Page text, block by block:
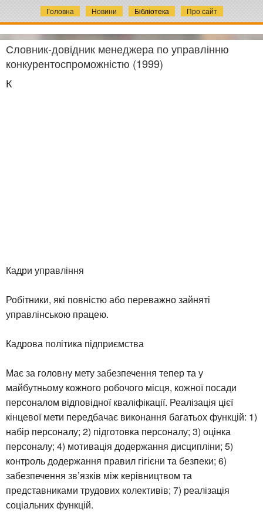
Головна Новини Бібліотека Про сайт
Словник-довідник менеджера по управлінню
конкурентоспроможністю (1999)
К
Кадри управління
Робітники, які повністю або переважно зайняті
управлінською працею.
Кадрова політика підприємства
Має за головну мету забезпечення тепер та у
майбутньому кожного робочого місця, кожної посади
персоналом відповідної кваліфікації. Реалізація цієї
кінцевої мети передбачає виконання багатьох функцій: 1)
набір персоналу; 2) підготовка персоналу; 3) оцінка
персоналу; 4) мотивація додержання дисципліни; 5)
контроль додержання правил гігієни та безпеки; 6)
забезпечення зв’язків між керівництвом та
представниками трудових колективів; 7) реалізація
соціальних функцій.